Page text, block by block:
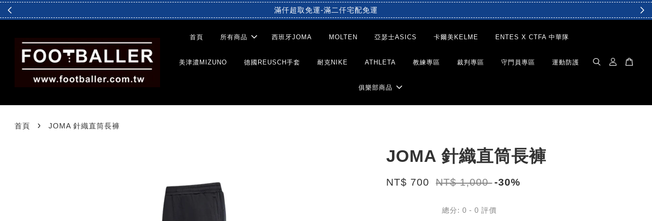
滿仟超取免運-滿二仟宅配免運
首頁 所有商品 西班牙JOMA MOLTEN 亞瑟士ASICS 卡爾美KELME ENTES X CTFA 中華隊
美津濃MIZUNO 德國REUSCH手套 耐克NIKE ATHLETA 教練專區 裁判專區 守門員專區 運動防護
俱樂部商品
首頁 › JOMA 針織直筒長褲
JOMA 針織直筒長褲
NT$ 700 NT$ 1,000 -30%
總分:0 -0 評價